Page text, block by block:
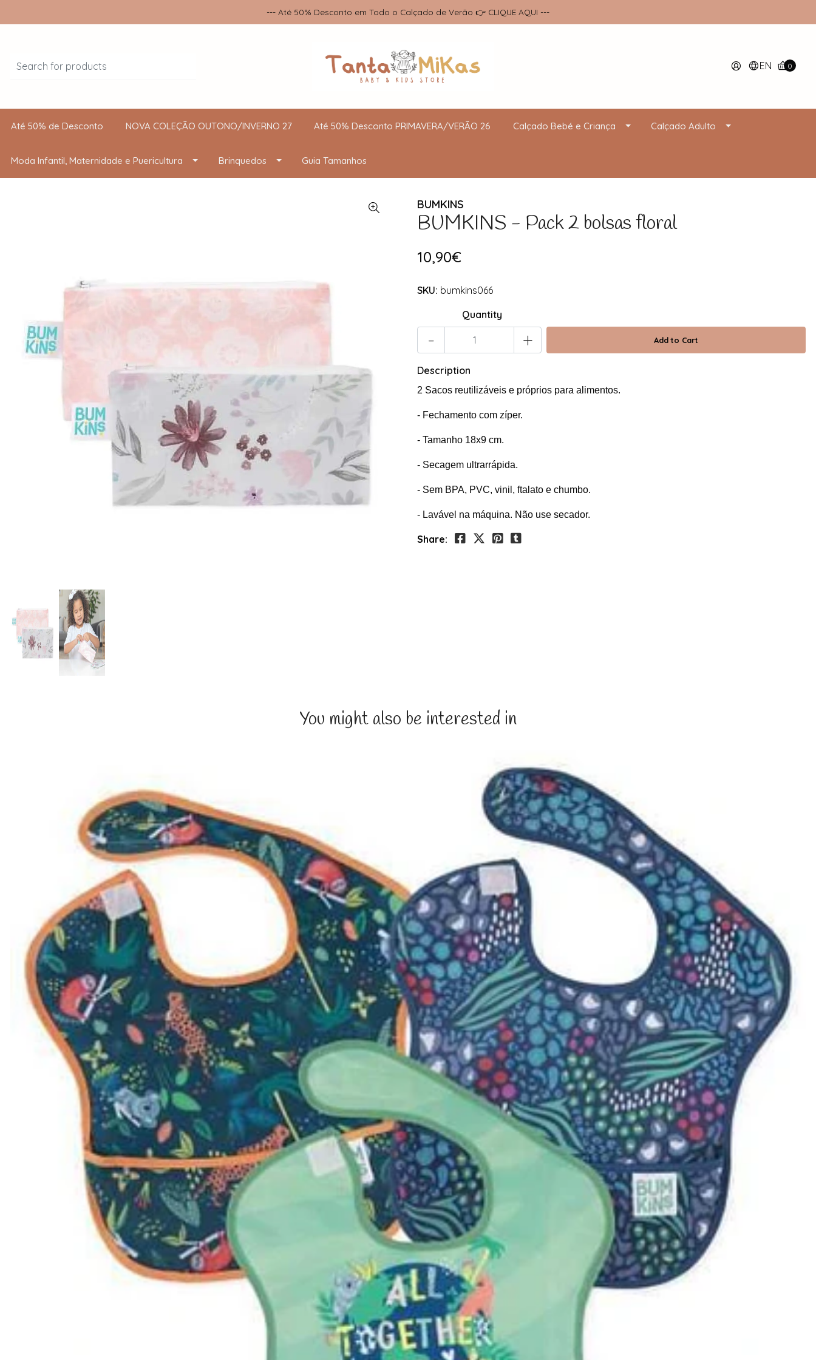
--- Até 50% Desconto em Todo o Calçado de Verão 👉 CLIQUE AQUI ---
EN 0
Até 50% de Desconto NOVA COLEÇÃO OUTONO/INVERNO 27 Até 50% Desconto PRIMAVERA/VERÃO 26 Calçado Bebé e Criança Calçado Adulto
Moda Infantil, Maternidade e Puericultura Brinquedos Guia Tamanhos
BUMKINS
BUMKINS - Pack 2 bolsas floral
10,90€
SKU: bumkins066
Quantity
- +
Description
2 Sacos reutilizáveis ​​e próprios para alimentos.
- Fechamento com zíper.
- Tamanho 18x9 cm.
- Secagem ultrarrápida.
- Sem BPA, PVC, vinil, ftalato e chumbo.
- Lavável na máquina. Não use secador.
Share:
You might also be interested in